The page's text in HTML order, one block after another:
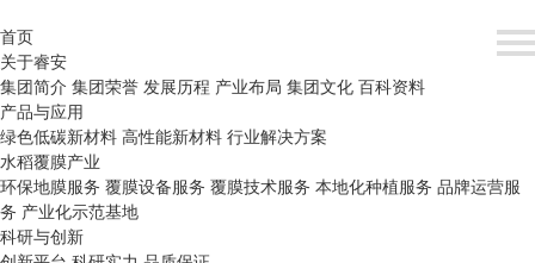
首页
关于睿安
集团简介 集团荣誉 发展历程 产业布局 集团文化 百科资料
产品与应用
绿色低碳新材料 高性能新材料 行业解决方案
水稻覆膜产业
环保地膜服务 覆膜设备服务 覆膜技术服务 本地化种植服务 品牌运营服
务 产业化示范基地
科研与创新